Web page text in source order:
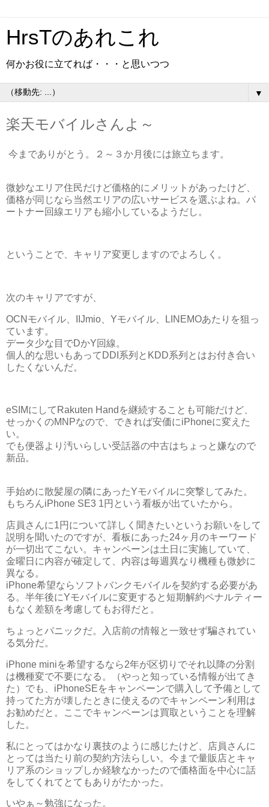
HrsTのあれこれ
何かお役に立てれば・・・と思いつつ
▼
楽天モバイルさんよ～
今までありがとう。２～３か月後には旅立ちます。
微妙なエリア住民だけど価格的にメリットがあったけど、
価格が同じなら当然エリアの広いサービスを選ぶよね。パ
ートナー回線エリアも縮小しているようだし。
ということで、キャリア変更しますのでよろしく。
次のキャリアですが、
OCNモバイル、IIJmio、Yモバイル、LINEMOあたりを狙っ
ています。
データ少な目でDかY回線。
個人的な思いもあってDDI系列とKDD系列とはお付き合い
したくないんだ。
eSIMにしてRakuten Handを継続することも可能だけど、
せっかくのMNPなので、できれば安価にiPhoneに変えた
い。
でも便器より汚いらしい受話器の中古はちょっと嫌なので
新品。
手始めに散髪屋の隣にあったYモバイルに突撃してみた。
もちろんiPhone SE3 1円という看板が出ていたから。
店員さんに1円について詳しく聞きたいというお願いをして
説明を聞いたのですが、看板にあった24ヶ月のキーワード
が一切出てこない。キャンペーンは土日に実施していて、
金曜日に内容が確定して、内容は毎週異なり機種も微妙に
異なる。
iPhone希望ならソフトバンクモバイルを契約する必要があ
る。半年後にYモバイルに変更すると短期解約ペナルティー
もなく差額を考慮してもお得だと。
ちょっとパニックだ。入店前の情報と一致せず騙されてい
る気分だ。
iPhone miniを希望するなら2年が区切りでそれ以降の分割
は機種変で不要になる。（やっと知っている情報が出てき
た）でも、iPhoneSEをキャンペーンで購入して予備として
持ってた方が壊したときに使えるのでキャンペーン利用は
お勧めだと。ここでキャンペーンは買取ということを理解
した。
私にとってはかなり裏技のように感じたけど、店員さんに
とっては当たり前の契約方法らしい。今まで量販店とキャ
リア系のショップしか経験なかったので価格面を中心に話
をしてくれてとてもありがたかった。
いやぁ～勉強になった。